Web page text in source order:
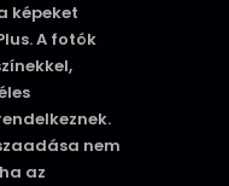
képeket
A fotók
nem
az